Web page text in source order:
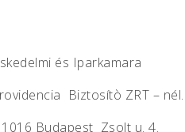
és Iparkamara
Biztosítò ZRT – nél.
Budapest Zsolt u. 4.